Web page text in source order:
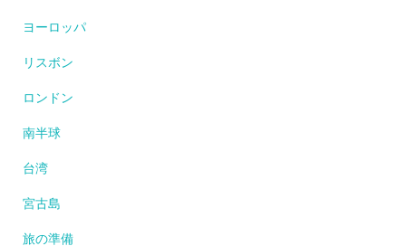
ヨーロッパ
リスボン
ロンドン
南半球
台湾
宮古島
旅の準備